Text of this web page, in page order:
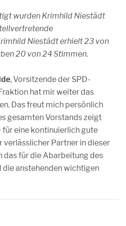
wurden Krimhild Niestädt
Niestädt erhielt 23 von
20 von 24 Stimmen.
, Vorsitzende der SPD-
hat mir weiter das
Das freut mich persönlich
gesamten Vorstands zeigt
für eine kontinuierlich gute
verlässlicher Partner in dieser
das für die Abarbeitung des
anstehenden wichtigen